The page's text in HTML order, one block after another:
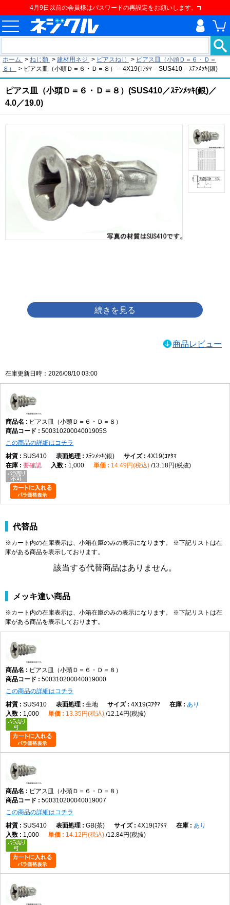
4月9日以前の会員様はパスワードの再設定をお願いします。
ホーム > ねじ類 > 建材用ネジ > ピアスねじ > ピアス皿（小頭Ｄ＝６・Ｄ＝
８）
> ピアス皿（小頭Ｄ＝６・Ｄ＝８） – 4X19(ｺｱﾀﾏ – SUS410 – ｽﾃﾝﾒｯｷ(銀)
ピアス皿（小頭Ｄ＝６・Ｄ＝８）(SUS410／ｽﾃﾝﾒｯｷ(銀)／
4.0／19.0)
商品レビュー
在庫更新日時：2026/08/10 03:00
ピアス皿（小頭Ｄ＝６・Ｄ＝８）
50031020004001905S
この商品の詳細はコチラ
SUS410
ｽﾃﾝﾒｯｷ(銀)
4X19(ｺｱﾀﾏ
要確認
1,000 14.49円(税込) 13.18円(税抜)
代替品
※カート内の在庫表示は、小箱在庫のみの表示になります。 ※下記リストは在
庫がある商品を表示しております。
該当する代替商品はありません。
メッキ違い商品
※カート内の在庫表示は、小箱在庫のみの表示になります。 ※下記リストは在
庫がある商品を表示しております。
ピアス皿（小頭Ｄ＝６・Ｄ＝８）
500310200040019000
この商品の詳細はコチラ
SUS410
生地 4X19(ｺｱﾀﾏ
あり
1,000
13.35円(税込) 12.14円(税抜)
ピアス皿（小頭Ｄ＝６・Ｄ＝８）
500310200040019007
この商品の詳細はコチラ
SUS410
GB(茶) 4X19(ｺｱﾀﾏ
あり
1,000
14.12円(税込) 12.84円(税抜)